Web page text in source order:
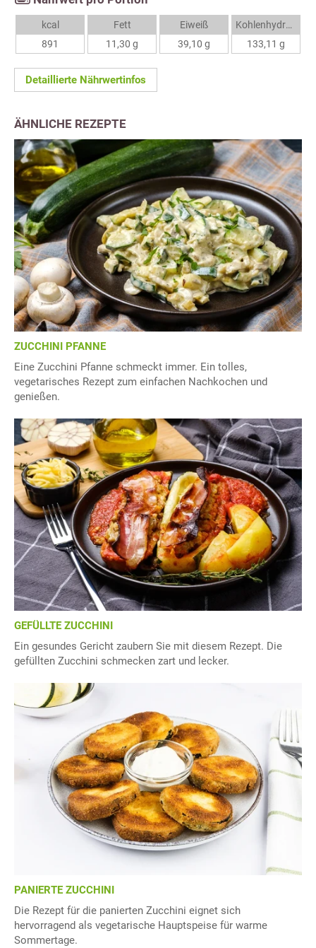
kcal
891
Fett
11,30 g
Eiweiß
39,10 g
Kohlenhydrate
133,11 g
Detaillierte Nährwertinfos
ÄHNLICHE REZEPTE
ZUCCHINI PFANNE
Eine Zucchini Pfanne schmeckt immer. Ein tolles,
vegetarisches Rezept zum einfachen Nachkochen und
genießen.
GEFÜLLTE ZUCCHINI
Ein gesundes Gericht zaubern Sie mit diesem Rezept. Die
gefüllten Zucchini schmecken zart und lecker.
PANIERTE ZUCCHINI
Die Rezept für die panierten Zucchini eignet sich
hervorragend als vegetarische Hauptspeise für warme
Sommertage.